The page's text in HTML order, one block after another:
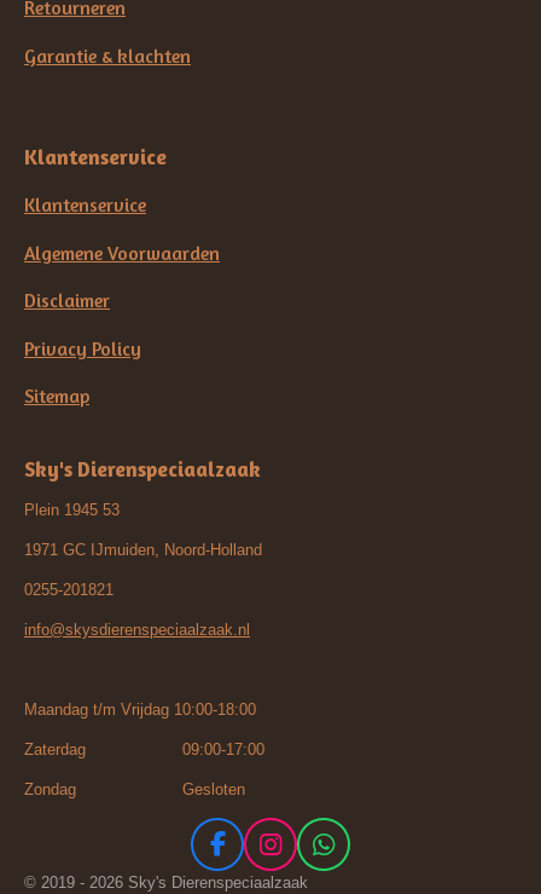
Retourneren
Garantie & klachten
Klantenservice
Klantenservice
Algemene Voorwaarden
Disclaimer
Privacy Policy
Sitemap
Sky's Dierenspeciaalzaak
Plein 1945 53
1971 GC IJmuiden, Noord-Holland
0255-201821
info@skysdierenspeciaalzaak.nl
Maandag t/m Vrijdag 10:00-18:00
Zaterdag 09:00-17:00
Zondag Gesloten
F
a
I
n
W
© 2019 - 2026 Sky's Dierenspeciaalzaak